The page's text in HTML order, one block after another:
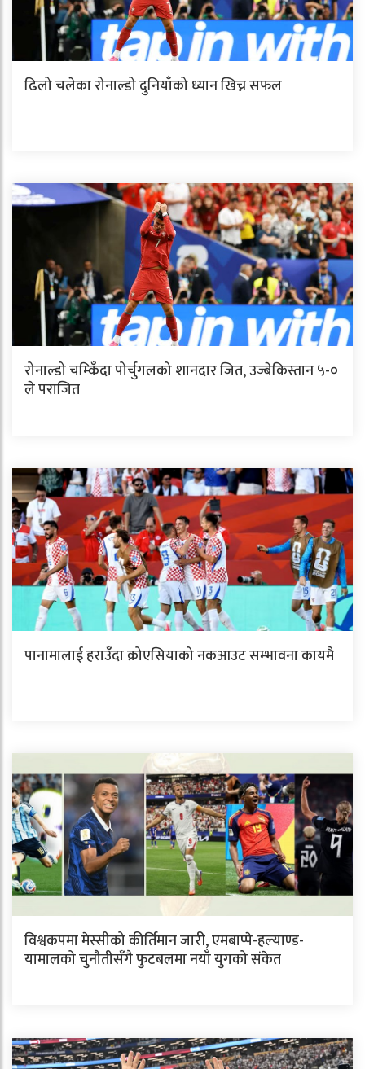
ढिलो चलेका रोनाल्डो दुनियाँको ध्यान खिच्न सफल
रोनाल्डो चम्किँदा पोर्चुगलको शानदार जित, उज्बेकिस्तान ५-०
ले पराजित
पानामालाई हराउँदा क्रोएसियाको नकआउट सम्भावना कायमै
विश्वकपमा मेस्सीको कीर्तिमान जारी, एमबाप्पे-हल्याण्ड-
यामालको चुनौतीसँगै फुटबलमा नयाँ युगको संकेत